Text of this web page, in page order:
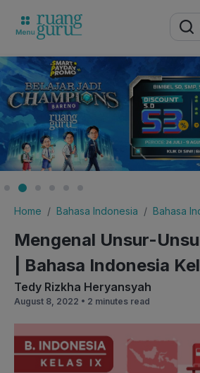
for:
Home Bahasa Indonesia Bahasa
Mengenal Unsur-
| Bahasa Indonesia
Tedy Rizkha Heryansyah
August 8, 2022 • 2 minutes read